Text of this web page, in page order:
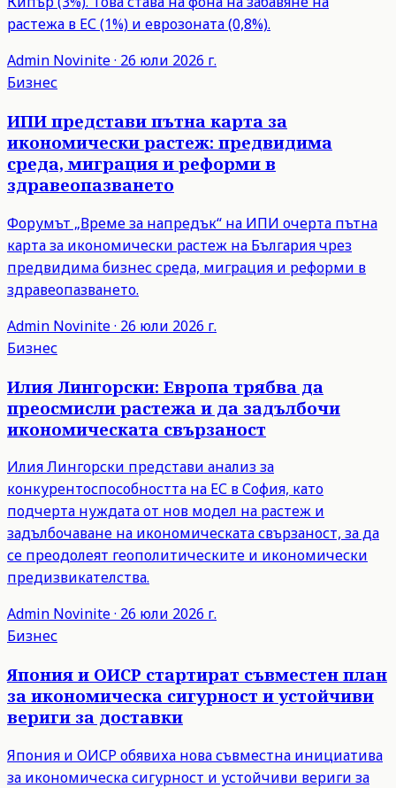
растежа в ЕС (1%) и еврозоната (0,8%).
Admin Novinite· 26 юли 2026 г.
Бизнес
ИПИ представи пътна карта за
икономически растеж: предвидима
среда, миграция и реформи в
здравеопазването
Форумът „Време за напредък“ на ИПИ очерта пътна
карта за икономически растеж на България чрез
предвидима бизнес среда, миграция и реформи в
здравеопазването.
Admin Novinite· 26 юли 2026 г.
Бизнес
Илия Лингорски: Европа трябва да
преосмисли растежа и да задълбочи
икономическата свързаност
Илия Лингорски представи анализ за
конкурентоспособността на ЕС в София, като
подчерта нуждата от нов модел на растеж и
задълбочаване на икономическата свързаност, за да
се преодолеят геополитическите и икономически
предизвикателства.
Admin Novinite· 26 юли 2026 г.
Бизнес
Япония и ОИСР стартират съвместен план
за икономическа сигурност и устойчиви
вериги за доставки
Япония и ОИСР обявиха нова съвместна инициатива
за икономическа сигурност и устойчиви вериги за